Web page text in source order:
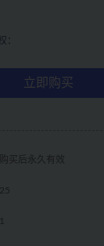
：
立即购买
购买后永久有效
25
1